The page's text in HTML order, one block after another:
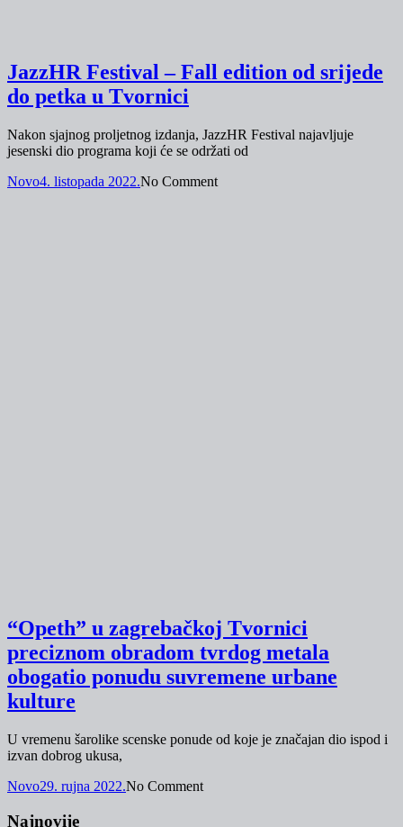
JazzHR Festival – Fall edition od srijede
do petka u Tvornici
Nakon sjajnog proljetnog izdanja, JazzHR Festival najavljuje
jesenski dio programa koji će se održati od
Novo4. listopada 2022.No Comment
“Opeth” u zagrebačkoj Tvornici
preciznom obradom tvrdog metala
obogatio ponudu suvremene urbane
kulture
U vremenu šarolike scenske ponude od koje je značajan dio ispod i
izvan dobrog ukusa,
Novo29. rujna 2022.No Comment
Najnovije